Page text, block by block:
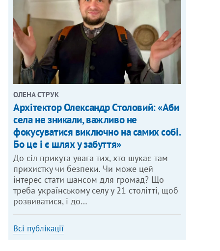
ОЛЕНА СТРУК
Архітектор Олександр Столовий: «Аби
села не зникали, важливо не
фокусуватися виключно на самих собі.
Бо це і є шлях у забуття»
До сіл прикута увага тих, хто шукає там
прихистку чи безпеки. Чи може цей
інтерес стати шансом для громад? Що
треба українському селу у 21 столітті, щоб
розвиватися, і до…
Всі публікації